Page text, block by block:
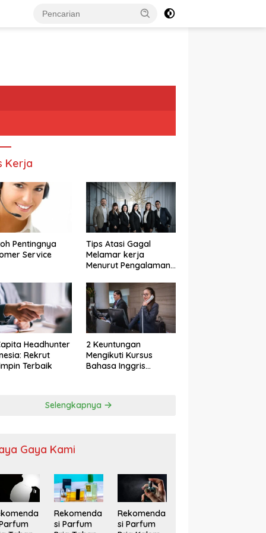
Kerja
Pentingnya
Service
Tips Atasi Gagal
Melamar kerja
Menurut Pengalaman
Headhunter
Rekrut
Terbaik
2 Keuntungan
Mengikuti Kursus
Bahasa Inggris
Selengkapnya
Gaya Kami
Rekomenda
si Parfum
Rekomenda
si Parfum